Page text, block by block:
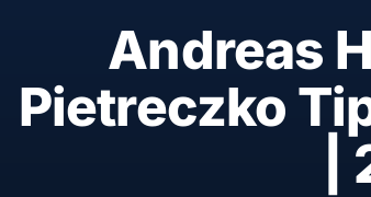
Andreas
Pietreczko